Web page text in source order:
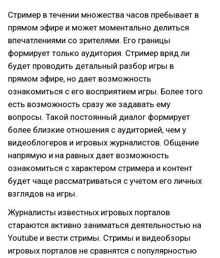
Стример в течении множества часов пребывает в
прямом эфире и может моментально делиться
впечатлениями со зрителями. Его границы
формирует только аудитория. Стример вряд ли
будет проводить детальный разбор игры в
прямом эфире, но дает возможность
ознакомиться с его восприятием игры. Более того
есть возможность сразу же задавать ему
вопросы. Такой постоянный диалог формирует
более близкие отношения с аудиторией, чем у
видеоблогеров и игровых журналистов. Общение
напрямую и на равных дает возможность
ознакомиться с характером стримера и контент
будет чаще рассматриваться с учетом его личных
взглядов на игры.
Журналисты известных игровых порталов
стараются активно заниматься деятельностью на
Youtube и вести стримы. Стримы и видеобзоры
игровых порталов не сравнятся с популярностью